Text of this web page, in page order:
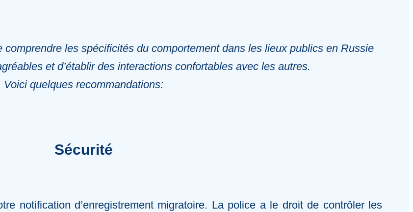
les spécificités du comportement dans les lieux publics en Russie
et d’établir des interactions confortables avec les autres.
Voici quelques recommandations:
Sécurité
notification d’enregistrement migratoire. La police a le droit de contrôler les